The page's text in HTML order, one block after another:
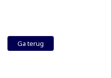
Ga terug